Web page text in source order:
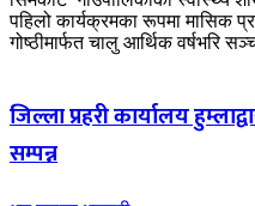
पहिलो कार्यक्रमका रूपमा मासिक
गोष्ठीमार्फत चालु आर्थिक वर्षभरि
जिल्ला प्रहरी कार्यालय
सम्पन्न